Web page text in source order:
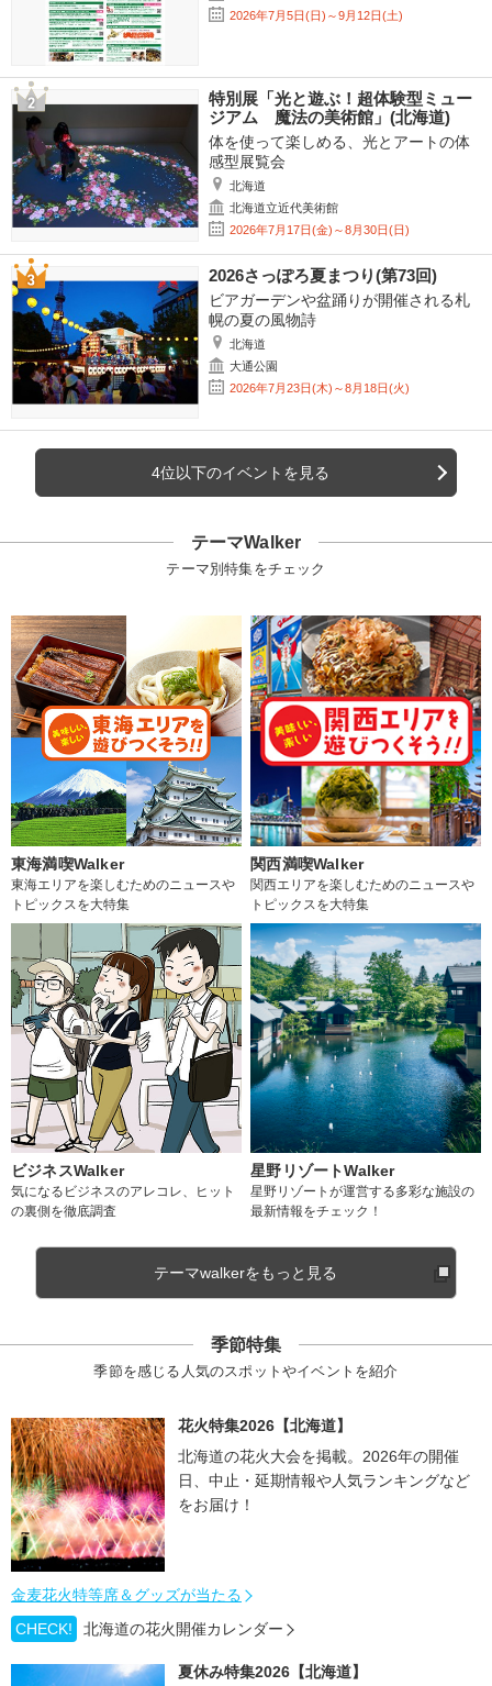
2026年7月5日(日)～9月12日(土)
特別展「光と遊ぶ！超体験型ミュー
ジアム 魔法の美術館」(北海道)
体を使って楽しめる、光とアートの体
感型展覧会
北海道
北海道立近代美術館
2026年7月17日(金)～8月30日(日)
2026さっぽろ夏まつり(第73回)
ビアガーデンや盆踊りが開催される札
幌の夏の風物詩
北海道
大通公園
2026年7月23日(木)～8月18日(火)
4位以下のイベントを見る
テーマWalker
テーマ別特集をチェック
東海満喫Walker
東海エリアを楽しむためのニュースや
トピックスを大特集
関西満喫Walker
関西エリアを楽しむためのニュースや
トピックスを大特集
ビジネスWalker
気になるビジネスのアレコレ、ヒット
の裏側を徹底調査
星野リゾートWalker
星野リゾートが運営する多彩な施設の
最新情報をチェック！
テーマwalkerをもっと見る
季節特集
季節を感じる人気のスポットやイベントを紹介
花火特集2026【北海道】
北海道の花火大会を掲載。2026年の開催
日、中止・延期情報や人気ランキングなど
をお届け！
金麦花火特等席＆グッズが当たる
CHECK!
北海道の花火開催カレンダー
夏休み特集2026【北海道】